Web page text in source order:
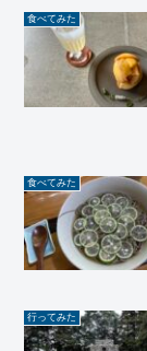
食べてみた
食べてみた
行ってみた